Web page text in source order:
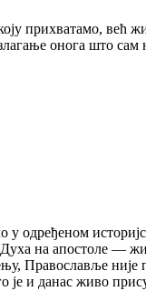
прихватамо, већ
онога што
на апостоле —
Православље
и данас живо